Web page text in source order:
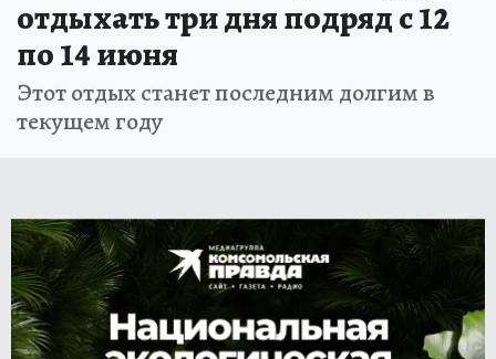
отдыхать три дня подряд с 12
по 14 июня
Этот отдых станет последним долгим в
текущем году